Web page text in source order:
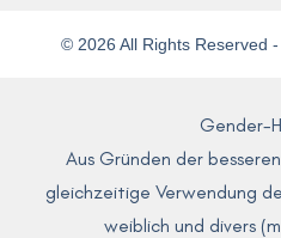
© 2026 All Rights Reserved
Gender-
Aus Gründen der
gleichzeitige Verwendung
weiblich und divers